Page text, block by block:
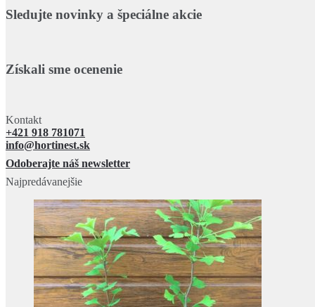
Sledujte novinky a špeciálne akcie
Získali sme ocenenie
Kontakt
+421 918 781071
info@hortinest.sk
Odoberajte náš newsletter
Najpredávanejšie